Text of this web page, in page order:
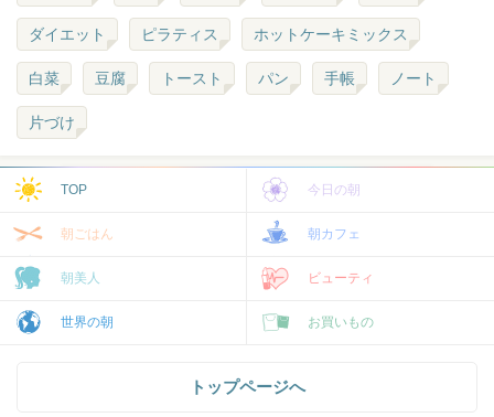
ダイエット ピラティス ホットケーキミックス
白菜 豆腐 トースト パン 手帳 ノート
片づけ
TOP 今日の朝
朝ごはん 朝カフェ
朝美人 ビューティ
世界の朝 お買いもの
トップページへ